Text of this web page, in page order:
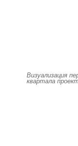
Визуализация
квартала